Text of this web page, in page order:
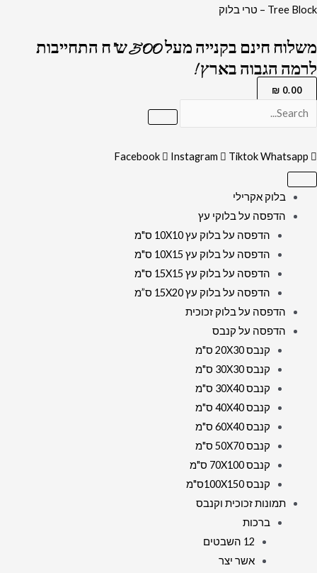
דילוג
Tree Block – טרי בלוק
משלוח חינם בקנייה מעל 500 ש"ח התחייבות
לרמה הגבוה בארץ !
0.00
₪
Facebook Instagram TiktokWhatsapp
בלוק אקרילי
הדפסה על בלוקי עץ
הדפסה על בלוק עץ 10X10 ס"מ
הדפסה על בלוק עץ 10X15 ס"מ
הדפסה על בלוק עץ 15X15 ס"מ
הדפסה על בלוק עץ 15X20 ס”מ
הדפסה על בלוק זכוכית
הדפסה על קנבס
קנבס 20X30 ס"מ
קנבס 30X30 ס"מ
קנבס 30X40 ס"מ
קנבס 40X40 ס"מ
קנבס 60X40 ס"מ
קנבס 50X70 ס"מ
קנבס 70X100 ס"מ
קנבס 100X150ס"מ
תמונות זכוכית וקנבס
ברכות
12 השבטים
אשר יצר
כמות
2707
-
ברכת
לבית
על
קנבס
זכוכית
מחוסמת